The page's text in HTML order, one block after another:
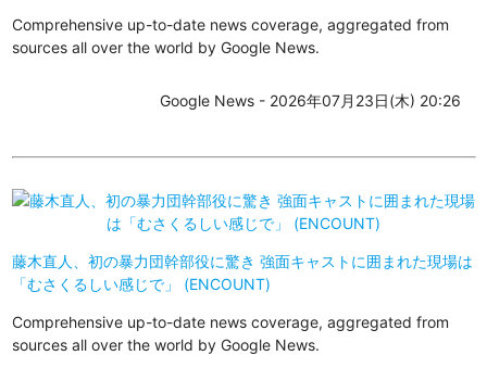
Comprehensive up-to-date news coverage, aggregated from
sources all over the world by Google News.
Google News - 2026年07月23日(木) 20:26
藤木直人、初の暴力団幹部役に驚き 強面キャストに囲まれた現場は
「むさくるしい感じで」 (ENCOUNT)
Comprehensive up-to-date news coverage, aggregated from
sources all over the world by Google News.